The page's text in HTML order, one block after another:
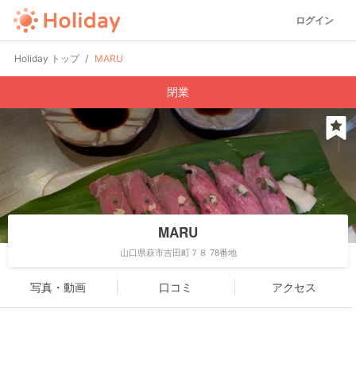
ログイン
Holiday トップ MARU
閉業
MARU
山口県萩市吉田町７８ 78番地
写真・動画 口コミ アクセス